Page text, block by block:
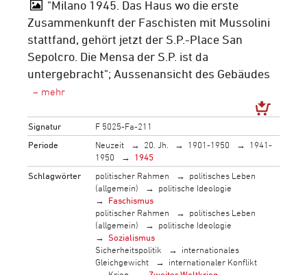
"Milano 1945. Das Haus wo die erste
Zusammenkunft der Faschisten mit Mussolini
stattfand, gehört jetzt der S.P.-Place San
Sepolcro. Die Mensa der S.P. ist da
untergebracht"; Aussenansicht des Gebäudes
Signatur
F 5025-Fa-211
Periode
Neuzeit 20. Jh. 1901-1950
1941-
1950
1945
Schlagwörter
politischer Rahmen
politisches Leben
(allgemein)
politische Ideologie
Faschismus
politischer Rahmen
politisches Leben
(allgemein)
politische Ideologie
Sozialismus
Sicherheitspolitik
internationales
Gleichgewicht
internationaler Konflikt